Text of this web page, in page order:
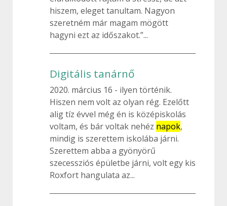
hiszem, eleget tanultam. Nagyon
szeretném már magam mögött
hagyni ezt az időszakot.”...
Digitális tanárnő
2020. március 16
ilyen történik.
Hiszen nem volt az olyan rég. Ezelőtt
alig tíz évvel még én is középiskolás
voltam, és bár voltak nehéz napok,
mindig is szerettem iskolába járni.
Szerettem abba a gyönyörű
szecessziós épületbe járni, volt egy kis
Roxfort hangulata az...